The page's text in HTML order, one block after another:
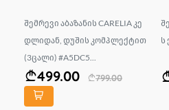
შემრევი აბაზანის CARELIA კე
დლიდან, დუშის კომპლექტით
(3ცალი) #A5DC5...
499.00 799.00
ს